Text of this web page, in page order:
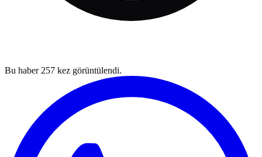
Bu haber 257 kez görüntülendi.